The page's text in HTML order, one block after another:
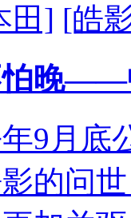
田] [皓
晚——
9月底
的问